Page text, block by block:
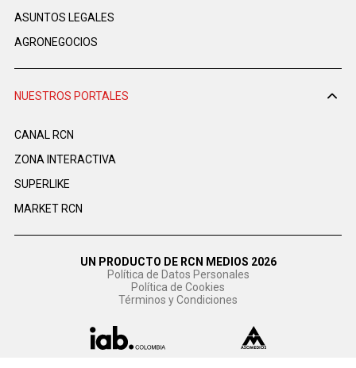
ASUNTOS LEGALES
AGRONEGOCIOS
NUESTROS PORTALES
CANAL RCN
ZONA INTERACTIVA
SUPERLIKE
MARKET RCN
UN PRODUCTO DE RCN MEDIOS 2026
Política de Datos Personales
Política de Cookies
Términos y Condiciones